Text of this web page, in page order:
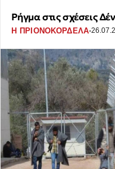
Ρήγμα στις σχέσεις
Η ΠΡΙΟΝΟΚΟΡΔΕΛΑ·